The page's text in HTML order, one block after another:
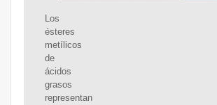
Los
ésteres
metílicos
de
ácidos
grasos
representan